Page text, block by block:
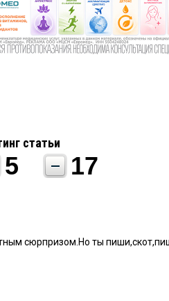
статьи
5 17
сюрпризом.Но ты